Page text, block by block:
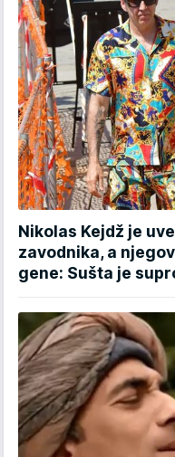
Nikolas Kejdž je
zavodnika, a
gene: Sušta je